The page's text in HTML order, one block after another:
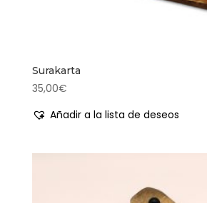
Surakarta
35,00€
Añadir a la lista de deseos